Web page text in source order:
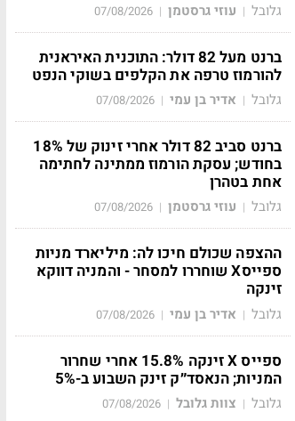
גלובל | עוזי גרסטמן |
07/08/2026
ברנט מעל 82 דולר: התוכנית האיראנית
להורמוז טרפה את הקלפים בשוקי הנפט
גלובל | אדיר בן עמי |
07/08/2026
ברנט סביב 82 דולר אחרי זינוק של 18%
בחודש; עסקת הורמוז ממתינה לחתימה
אחת בטהרן
גלובל | עוזי גרסטמן |
07/08/2026
ההצפה שכולם חיכו לה: מיליארד מניות
ספייסX שוחררו למסחר - והמניה דווקא
זינקה
גלובל | אדיר בן עמי |
07/08/2026
ספייס X זינקה 15.8% אחרי שחרור
המניות; הנאסד״ק זינק השבוע ב-5%
גלובל | צוות גלובל |
07/08/2026